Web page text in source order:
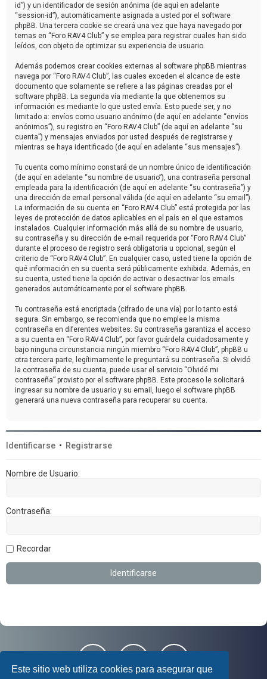
Este sitio web utiliza cookies para asegurar que
id”) y un identificador de sesión anónima (de aquí en adelante
“session-id”), automáticamente asignada a usted por el software
phpBB. Una tercera cookie se creará una vez que haya navegado por
temas en “Foro RAV4 Club” y se emplea para registrar cuales han sido
leídos, con objeto de optimizar su experiencia de usuario.
Además podemos crear cookies externas al software phpBB mientras
navega por “Foro RAV4 Club”, las cuales exceden el alcance de este
documento que solamente se refiere a las páginas creadas por el
software phpBB. La segunda vía mediante la que obtenemos su
información es mediante lo que usted envía. Esto puede ser, y no
limitado a: envíos como usuario anónimo (de aquí en adelante “envíos
anónimos”), su registro en “Foro RAV4 Club” (de aquí en adelante “su
cuenta”) y mensajes enviados por usted después de registrarse y
mientras se haya identificado (de aquí en adelante “sus mensajes”).
Tu cuenta como mínimo constará de un nombre único de identificación
(de aquí en adelante “su nombre de usuario”), una contraseña personal
empleada para la identificación (de aquí en adelante “su contraseña”) y
una dirección de email personal válida (de aquí en adelante “su email”).
La información de su cuenta en “Foro RAV4 Club” está protegida por las
leyes de protección de datos aplicables en el país en el que estamos
instalados. Cualquier información más allá de su nombre de usuario,
su contraseña y su dirección de e-mail requerida por “Foro RAV4 Club”
durante el proceso de registro será obligatoria u opcional, según el
criterio de “Foro RAV4 Club”. En cualquier caso, usted tiene la opción de
qué información en su cuenta será públicamente exhibida. Además, en
su cuenta, usted tiene la opción de activar o desactivar los emails
generados automáticamente por el software phpBB.
Tu contraseña está encriptada (cifrado de una vía) por lo tanto está
segura. Sin embargo, se recomienda que no emplee la misma
contraseña en diferentes websites. Su contraseña garantiza el acceso
a su cuenta en “Foro RAV4 Club”, por favor guárdela cuidadosamente y
bajo ninguna circunstancia ningún miembro “Foro RAV4 Club”, phpBB u
otra tercera parte, legítimamente le preguntará su contraseña. Si olvidó
la contraseña de su cuenta, puede usar el servicio “Olvidé mi
contraseña” provisto por el software phpBB. Este proceso le solicitará
ingresar su nombre de usuario y su email, luego el software phpBB
generará una nueva contraseña para recuperar su cuenta.
Identificarse • Registrarse
Nombre de Usuario:
Contraseña:
Recordar